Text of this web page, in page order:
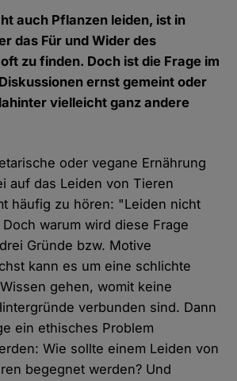
auch Pflanzen leiden, ist in
das Für und Wider des
zu finden. Doch ist die Frage im
ernst gemeint oder
vielleicht ganz andere
oder vegane Ernährung
auf das Leiden von Tieren
häufig zu hören: "Leiden nicht
warum wird diese Frage
Gründe bzw. Motive
kann es um eine schlichte
gehen, womit keine
verbunden sind. Dann
ein ethisches Problem
Wie sollte einem Leiden von
begegnet werden? Und